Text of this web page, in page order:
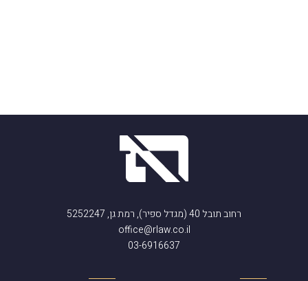
רחוב תובל 40 (מגדל ספיר), רמת גן, 5252247
office@rlaw.co.il
03-6916637